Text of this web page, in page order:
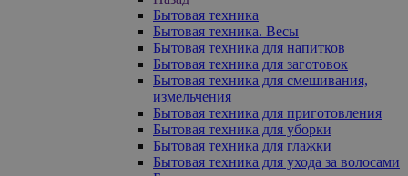
Бытовая техника
Бытовая техника. Весы
Бытовая техника для напитков
Бытовая техника для заготовок
Бытовая техника для смешивания,
измельчения
Бытовая техника для приготовления
Бытовая техника для уборки
Бытовая техника для глажки
Бытовая техника для ухода за волосами